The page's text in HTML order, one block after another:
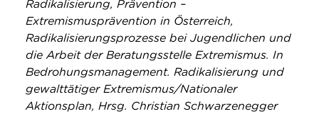
Radikalisierung, Prävention –
Extremismusprävention in Österreich,
Radikalisierungsprozesse bei Jugendlichen und
die Arbeit der Beratungsstelle Extremismus. In
Bedrohungsmanagement. Radikalisierung und
gewalttätiger Extremismus/Nationaler
Aktionsplan, Hrsg. Christian Schwarzenegger